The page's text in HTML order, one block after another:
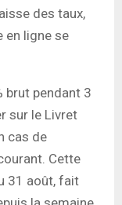
des taux,
en ligne se
brut pendant 3
sur le Livret
cas de
Cette
31 août, fait